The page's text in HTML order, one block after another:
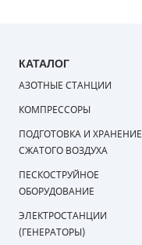
КАТАЛОГ
АЗОТНЫЕ СТАНЦИИ
КОМПРЕССОРЫ
ПОДГОТОВКА И ХРАНЕНИЕ
СЖАТОГО ВОЗДУХА
ПЕСКОСТРУЙНОЕ
ОБОРУДОВАНИЕ
ЭЛЕКТРОСТАНЦИИ
(ГЕНЕРАТОРЫ)